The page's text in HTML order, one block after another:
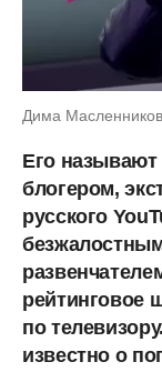
Дима
Его
блогером,
русского
рейтинговое
по
известно о